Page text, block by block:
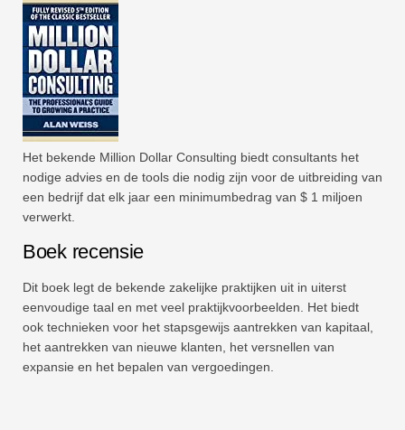
Het bekende Million Dollar Consulting biedt consultants het
nodige advies en de tools die nodig zijn voor de uitbreiding van
een bedrijf dat elk jaar een minimumbedrag van $ 1 miljoen
verwerkt.
Boek recensie
Dit boek legt de bekende zakelijke praktijken uit in uiterst
eenvoudige taal en met veel praktijkvoorbeelden. Het biedt
ook technieken voor het stapsgewijs aantrekken van kapitaal,
het aantrekken van nieuwe klanten, het versnellen van
expansie en het bepalen van vergoedingen.